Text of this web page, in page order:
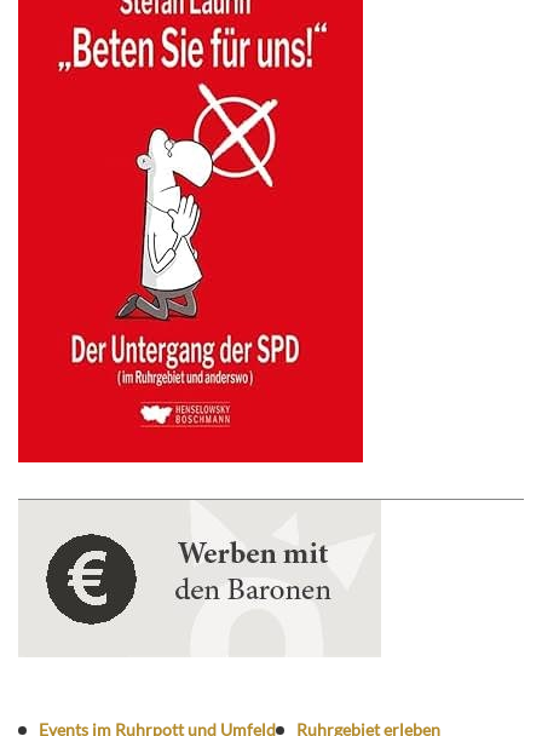
Events im Ruhrpott und Umfeld Ruhrgebiet erleben